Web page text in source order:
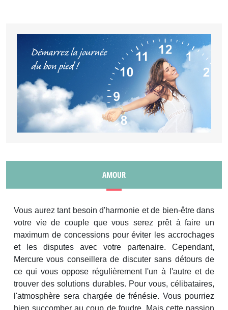
AMOUR
Vous aurez tant besoin d'harmonie et de bien-être dans
votre vie de couple que vous serez prêt à faire un
maximum de concessions pour éviter les accrochages
et les disputes avec votre partenaire. Cependant,
Mercure vous conseillera de discuter sans détours de
ce qui vous oppose régulièrement l'un à l'autre et de
trouver des solutions durables. Pour vous, célibataires,
l'atmosphère sera chargée de frénésie. Vous pourriez